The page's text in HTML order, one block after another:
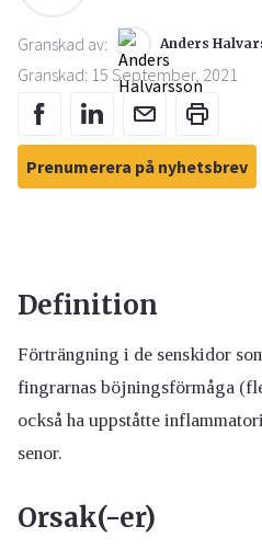
Granskad av: Anders
Granskad: 15 September, 2021
Prenumerera på nyhetsbrev
Definition
Förträngning i de senskidor
fingrarnas böjningsförmåga
också ha uppståtte
senor.
Orsak(-er)